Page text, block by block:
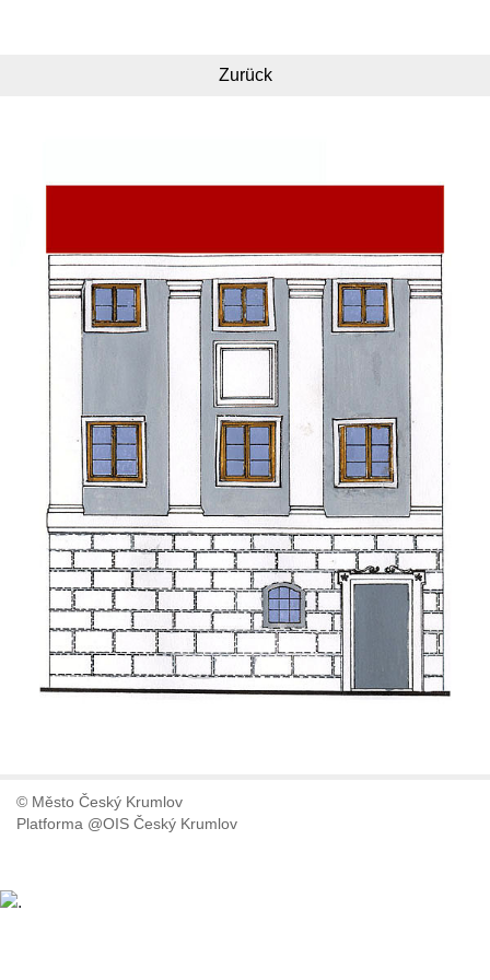
Zurück
© Město Český Krumlov
Platforma @OIS Český Krumlov